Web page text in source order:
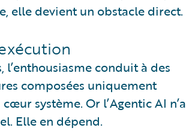
elle devient un obstacle direct.
conduit à des
composées uniquement
système. Or l’Agentic AI n’a
Elle en dépend.